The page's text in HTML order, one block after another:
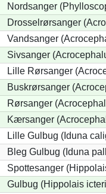
Nordsanger
Drosselrørsanger
Vandsanger
Sivsanger
Lille Rørsanger
Buskrørsanger
Rørsanger
Kærsanger
Lille Gulbug (Iduna
Bleg Gulbug (Iduna
Spottesanger
Gulbug (Hippolais